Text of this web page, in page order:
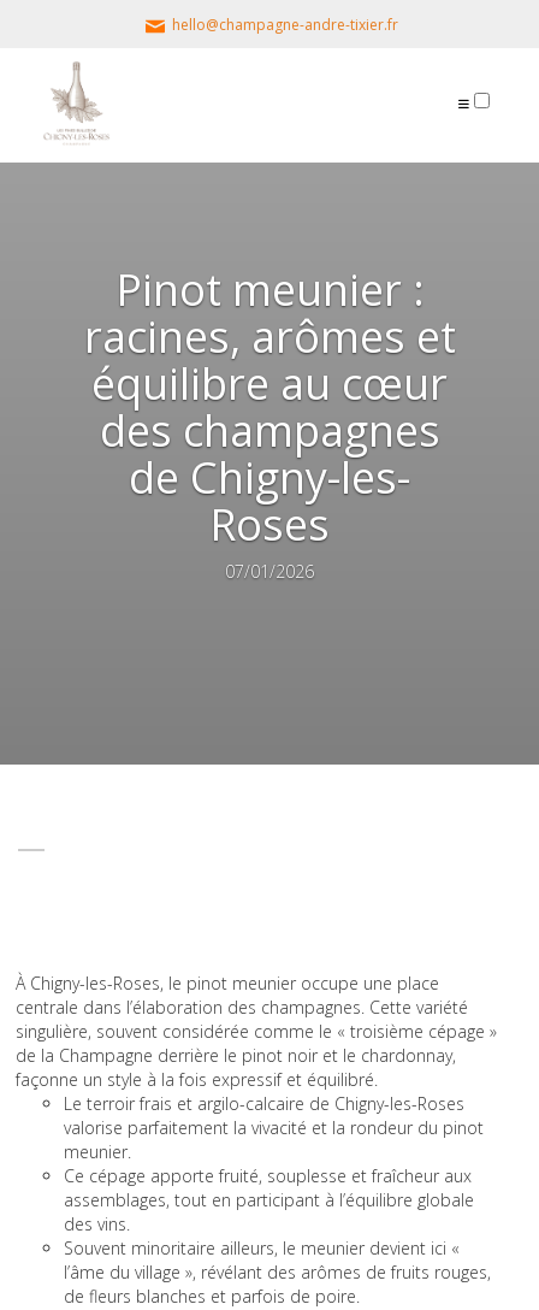
hello@champagne-andre-tixier.fr
Pinot meunier :
racines, arômes et
équilibre au cœur
des champagnes
de Chigny-les-
Roses
07/01/2026
À Chigny-les-Roses, le pinot meunier occupe une place
centrale dans l’élaboration des champagnes. Cette variété
singulière, souvent considérée comme le « troisième cépage »
de la Champagne derrière le pinot noir et le chardonnay,
façonne un style à la fois expressif et équilibré.
Le terroir frais et argilo-calcaire de Chigny-les-Roses
valorise parfaitement la vivacité et la rondeur du pinot
meunier.
Ce cépage apporte fruité, souplesse et fraîcheur aux
assemblages, tout en participant à l’équilibre globale
des vins.
Souvent minoritaire ailleurs, le meunier devient ici «
l’âme du village », révélant des arômes de fruits rouges,
de fleurs blanches et parfois de poire.